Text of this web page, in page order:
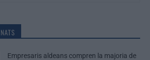
Empresaris aldeans compren la majoria de